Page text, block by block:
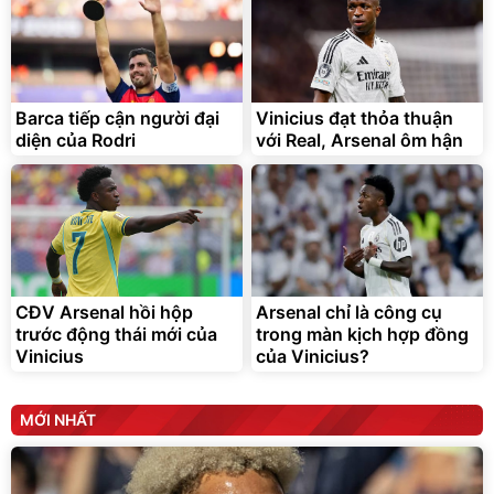
Lót ghế ôtô, nâng lưng
chống nóng giúp thoải mái
trong di chuyển
295.000đ
Đã bán nhiều
Barca tiếp cận người đại
diện của Rodri
Vinicius đạt thỏa thuận
với Real, Arsenal ôm hận
CĐV Arsenal hồi hộp
trước động thái mới của
Vinicius
Arsenal chỉ là công cụ
trong màn kịch hợp đồng
của Vinicius?
MỚI NHẤT